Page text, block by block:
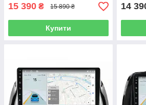
15 390 ₴ 15 890 ₴
Купити
14